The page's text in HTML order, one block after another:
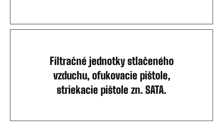
Filtračné jednotky stlačeného
vzduchu, ofukovacie pištole,
striekacie pištole zn. SATA.